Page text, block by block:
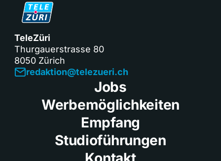
TeleZüri
Thurgauerstrasse 80
8050 Zürich
redaktion@telezueri.ch
Jobs
Werbemöglichkeiten
Empfang
Studioführungen